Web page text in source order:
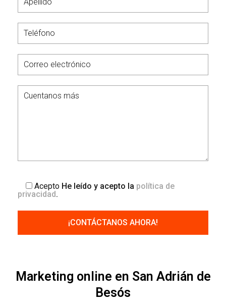
Acepto He leído y acepto la política de
privacidad.
Marketing online en San Adrián de
Besós